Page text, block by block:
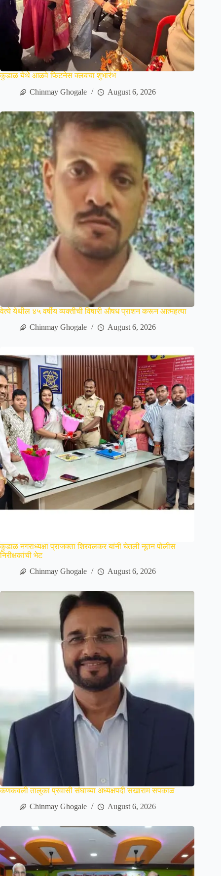
कुडाळ येथे आळवे फिटनेस क्लबचा शुभारंभ
Chinmay Ghogale
August 6, 2026
वेत्ये येथील ४५ वर्षीय व्यक्तीची विषारी औषध प्राशन करून आत्महत्या
Chinmay Ghogale
August 6, 2026
कुडाळ नगराध्यक्षा प्राजक्ता शिरवलकर यांनी घेतली नूतन पोलीस
निरीक्षकांची भेट
Chinmay Ghogale
August 6, 2026
कणकवली तालुका प्रवासी संघाच्या अध्यक्षपदी सखाराम सपकाळ
Chinmay Ghogale
August 6, 2026